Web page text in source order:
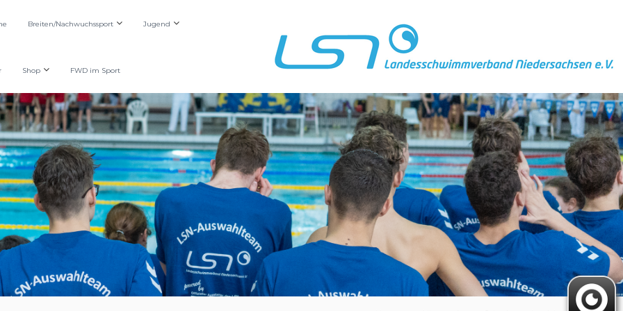
Breiten/Nachwuchssport Jugend
Shop FWD im Sport